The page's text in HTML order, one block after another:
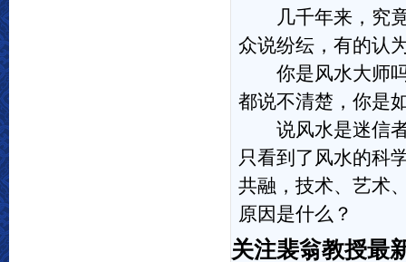
几千年来，究竟
众说纷纭，有的认
你是风水大师吗
都说不清楚，你是
说风水是迷信者
只看到了风水的科
共融，技术、艺术
原因是什么？
关注裴翁教授最